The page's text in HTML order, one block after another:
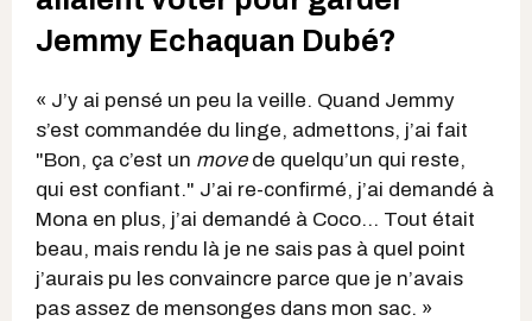
Jemmy Echaquan Dubé?
« J’y ai pensé un peu la veille. Quand Jemmy
s’est commandée du linge, admettons, j’ai fait
"Bon, ça c’est un movede quelqu’un qui reste,
qui est confiant." J’ai re-confirmé, j’ai demandé à
Mona en plus, j’ai demandé à Coco… Tout était
beau, mais rendu là je ne sais pas à quel point
j’aurais pu les convaincre parce que je n’avais
pas assez de mensonges dans mon sac. »